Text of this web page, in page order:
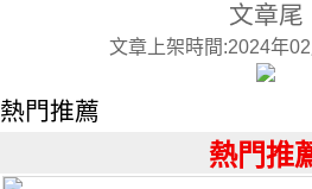
文章尾
文章上架時間:2024年
熱門推薦
熱門推